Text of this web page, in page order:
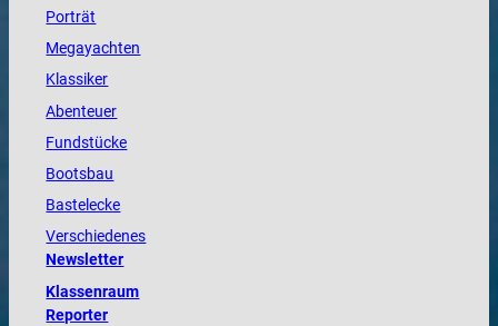
Porträt
Megayachten
Klassiker
Abenteuer
Fundstücke
Bootsbau
Bastelecke
Verschiedenes
Newsletter
Klassenraum
Reporter